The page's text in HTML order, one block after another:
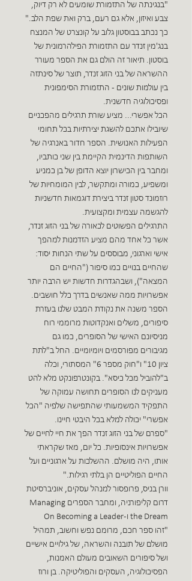
"בנגינתה של התזמורת שומעים לא רק דיוק,
צבע ואיזון, אלא גם רעם, ברק ואת שפת הלב."
כך נכתב בבוסטון גלוב על קונצרט של המנצח
בנג'מין זנדר עם התזמורת הפילהרמונית של
בוסטון. תיאור זה הולם גם את הספר מעורר
ההשראה של בני הזוג זנדר, תוצר של סינתזה
בין עולמות שונים - התזמורת הסימפונית
ופסיכולוגיה חדשנית.
הכל אפשרי... מציע שורת תרגילים מהפכניים
שיובילו אתכם להשגת יצירתיות בכל תחומי
הפעילות האנושית. הספר חדור באנרגיה של
השותפות הדינמית הקיימת בין שני כותביו,
ומחבר בין הכישרון יוצא הדופן של בן כמניע
ומשפיע, כמורה ומתקשר, לבין המומחיות של
רוזמונד סטון זנדר ביצירת דוגמאות חדשניות
להגשמה עצמית ומקצועית.
התרגילים הפשוטים לכאורה של בני הזוג זנדר,
אשר כל אחד מהם מציע הזדמנות למהפך
אישי וארגוני, מבוססים על שתי הנחות יסוד:
שהחיים בנויים כמו סיפור ("החיים הם
המצאה"), ושבהגדרות חדשות יש הרבה יותר
אפשרויות ממה שאנשים בדרך כלל חושבים.
הספר משנה את נקודת המבט שלנו בעזרת
סיפורים, משלים ואנקדוטות מרוממי רוח
מניסיונם האישי של הסופרים, כמו גם
מגיבורים מפורסמים ויומיומיים. החל ב"לתת
ציון 10" ו"חוק מספר 6" המסתורי, וכלה
ב"להוביל מכל כיסא". בקונטרפונקט מלא להט
מעניקים לנו הסופרים תחושה עמוקה של
התפקיד המשמעותי שהתפישה שלפיה "הכל
אפשרי" יכולה למלא בכל היבטי חיינו.
"ספרם של בני הזוג זנדר הפך את חיי לחיים של
אפשרויות אינסופיות. כל יום, מאז שקראתי
אותו, היה מושלם. ההשלכות על ארגוניים ועל
החיים הפוליטיים הן בלתי רגילות."
וורן בניס, פרופסור למנהל עסקים, אוניברסיטת
דרום קליפורניה, ומחבר הספרים Managing
the Dream ו-On Becoming a Leader
"זהו ספר חכם, מרומם נפש וחשוב, תמהיל
מושלם של תובנה והשראה, של גילויים אישיים
ושל סיפורים השאובים מעולם האמנות,
הפסיכולוגיה, העסקים והפוליטיקה. בן ורוז